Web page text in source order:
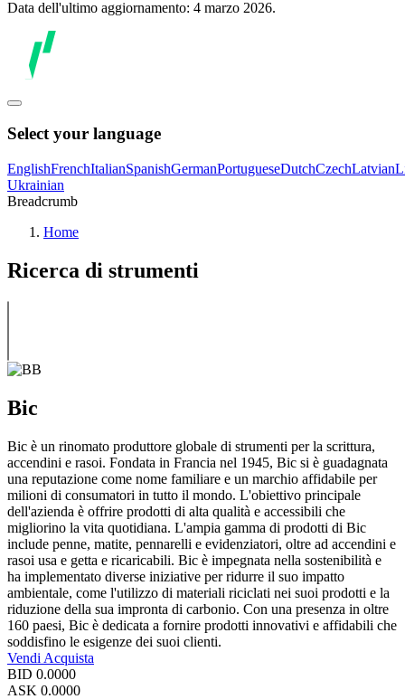
Data dell'ultimo aggiornamento: 4 marzo 2026.
Select your language
EnglishFrenchItalianSpanishGermanPortugueseDutchCzechLatvian
Ukrainian
Breadcrumb
Home
Ricerca di strumenti
Bic
Bic è un rinomato produttore globale di strumenti per la scrittura,
accendini e rasoi. Fondata in Francia nel 1945, Bic si è guadagnata
una reputazione come nome familiare e un marchio affidabile per
milioni di consumatori in tutto il mondo. L'obiettivo principale
dell'azienda è offrire prodotti di alta qualità e accessibili che
migliorino la vita quotidiana. L'ampia gamma di prodotti di Bic
include penne, matite, pennarelli e evidenziatori, oltre ad accendini e
rasoi usa e getta e ricaricabili. Bic è impegnata nella sostenibilità e
ha implementato diverse iniziative per ridurre il suo impatto
ambientale, come l'utilizzo di materiali riciclati nei suoi prodotti e la
riduzione della sua impronta di carbonio. Con una presenza in oltre
160 paesi, Bic è dedicata a fornire prodotti innovativi e affidabili che
soddisfino le esigenze dei suoi clienti.
Vendi Acquista
BID 0.0000
ASK 0.0000